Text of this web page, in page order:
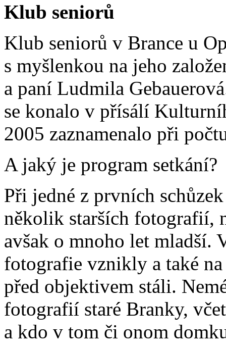
Klub seniorů
Klub seniorů v Brance u
s myšlenkou na jeho
a paní Ludmila
se konalo v přísálí
2005 zaznamenalo při
A jaký je program setkání?
Při jedné z prvních
několik starších fotografií,
avšak o mnoho let mladší.
fotografie vznikly a také
před objektivem stáli.
fotografií staré Branky,
a kdo v tom či onom